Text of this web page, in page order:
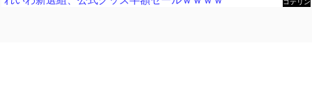
コテリン